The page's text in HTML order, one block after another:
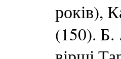
років),
(150). Б.